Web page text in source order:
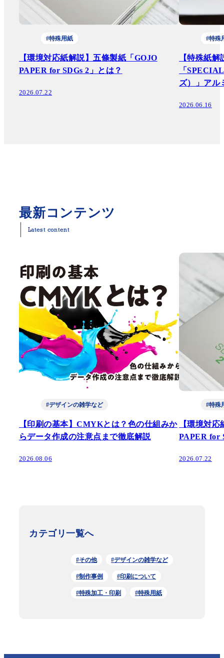
#特殊用紙
【環境対応紙解説】五條製紙「GOJO
PAPER for SDGs 2」とは？
2026.07.22
#特殊
【特殊紙
「
ズ）」アル
2026.06.16
最新コンテンツ
Latest content
#デザインの雑学など
【印刷の基本】CMYKとは？色の仕組みか
らデータ作成の注意点まで徹底解説
2026.08.06
#特殊
【環境対
PAPER for
2026.07.22
カテゴリ一覧へ
#その他 #デザインの雑学など
#制作事例 #印刷について
#特殊加工・印刷 #特殊用紙